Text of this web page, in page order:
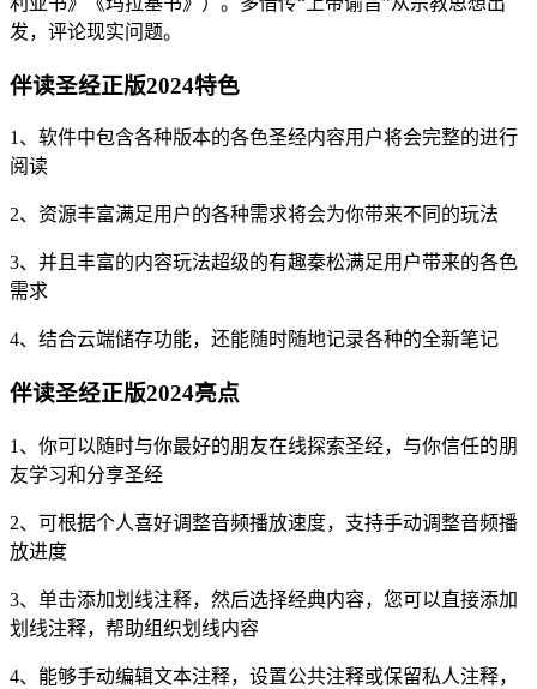
发，评论现实问题。
伴读圣经正版2024特色
1、软件中包含各种版本的各色圣经内容用户将会完整的进行
阅读
2、资源丰富满足用户的各种需求将会为你带来不同的玩法
3、并且丰富的内容玩法超级的有趣秦松满足用户带来的各色
需求
4、结合云端储存功能，还能随时随地记录各种的全新笔记
伴读圣经正版2024亮点
1、你可以随时与你最好的朋友在线探索圣经，与你信任的朋
友学习和分享圣经
2、可根据个人喜好调整音频播放速度，支持手动调整音频播
放进度
3、单击添加划线注释，然后选择经典内容，您可以直接添加
划线注释，帮助组织划线内容
4、能够手动编辑文本注释，设置公共注释或保留私人注释，